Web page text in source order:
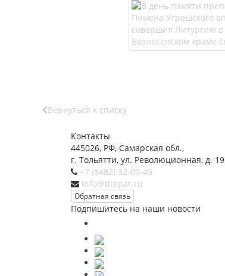
Вернуться к списку
Контакты
445026, РФ, Самарская обл.,
г. Тольятти, ул. Революционная, д. 19
+7 (8482) 32-00-49
info@tltepar.ru
Обратная связь
Подпишитесь на наши новости